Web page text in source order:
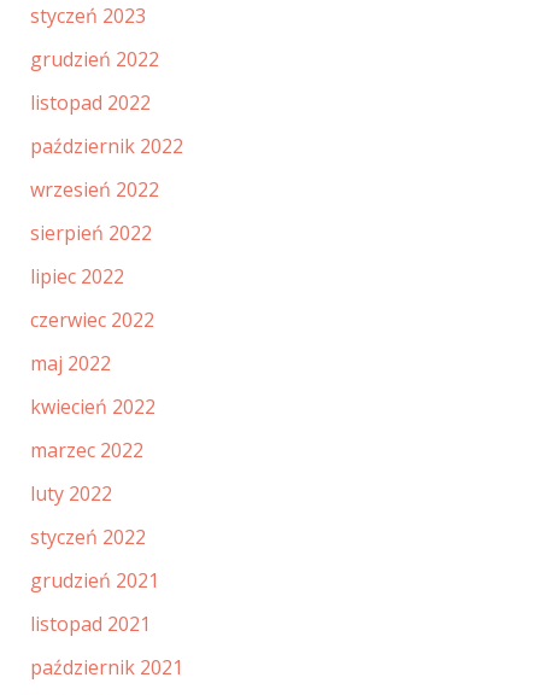
styczeń 2023
grudzień 2022
listopad 2022
październik 2022
wrzesień 2022
sierpień 2022
lipiec 2022
czerwiec 2022
maj 2022
kwiecień 2022
marzec 2022
luty 2022
styczeń 2022
grudzień 2021
listopad 2021
październik 2021